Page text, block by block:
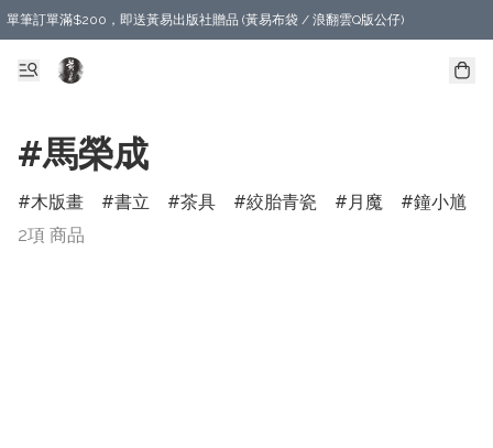
單筆訂單滿$200，即送黃易出版社贈品 (黃易布袋 / 浪翻雲Q版公仔)
#馬榮成
木版畫 書立 茶具 絞胎青瓷 月魔
鐘小馗
2項 商品